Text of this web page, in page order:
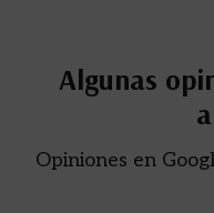
Algunas
Opiniones en